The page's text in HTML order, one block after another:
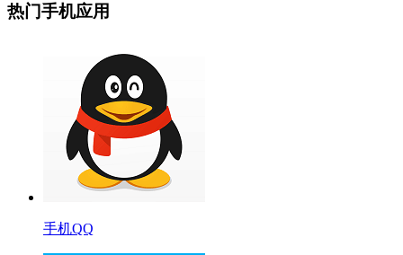
热门手机应用
手机QQ